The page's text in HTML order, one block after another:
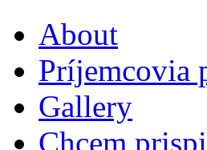
About
Príjemcovia
Gallery
Chcem